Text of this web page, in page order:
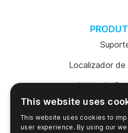
Localizador de
Login da
Shop Online
Shop Online
This website uses
This website uses cookies to
user experience. By using our